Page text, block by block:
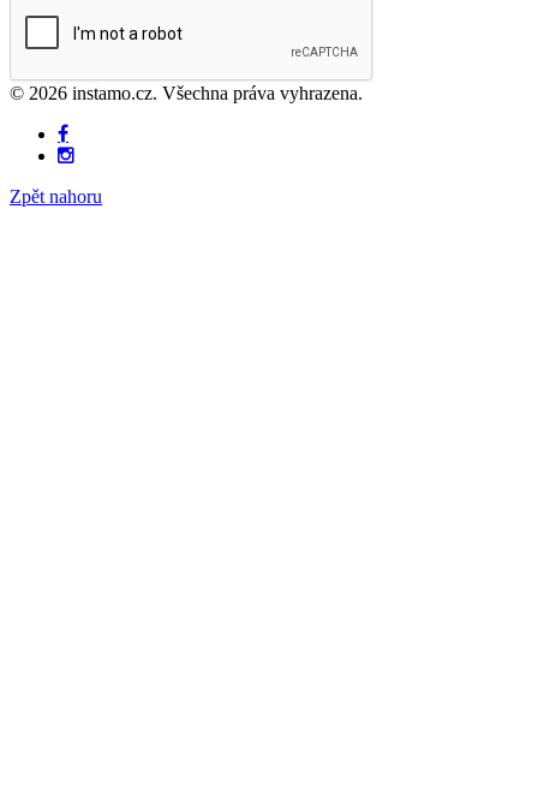
© 2026 instamo.cz. Všechna práva vyhrazena.
Zpět nahoru